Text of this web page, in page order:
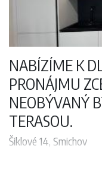
NABÍZÍME K
PRONÁJMU
NEOBÝVANÝ
TERASOU.
Šiklové 14, Smichov
Nabízíme k
byt 2+kk s prostornou